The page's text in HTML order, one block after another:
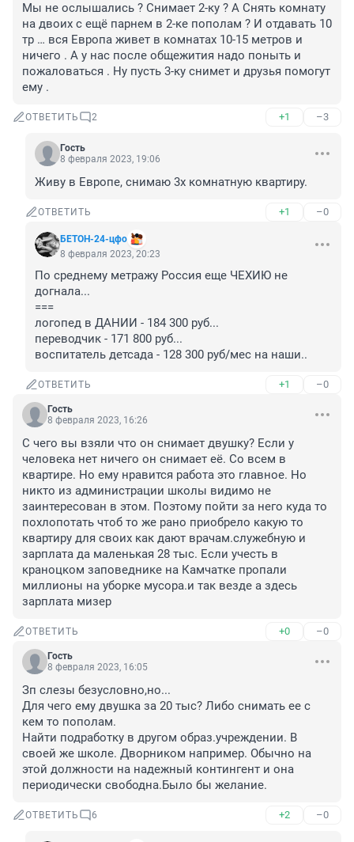
Мы не ослышались ? Снимает 2-ку ? А Снять комнату
на двоих с ещё парнем в 2-ке пополам ? И отдавать 10
тр … вся Европа живет в комнатах 10-15 метров и
ничего . А у нас после общежития надо поныть и
пожаловаться . Ну пусть 3-ку снимет и друзья помогут
ему .
ОТВЕТИТЬ 2 +1 –3
Гость
8 февраля 2023, 19:06
Живу в Европе, снимаю 3х комнатную квартиру.
ОТВЕТИТЬ +1 –0
БЕТОН-24-цфо
8 февраля 2023, 20:23
По среднему метражу Россия еще ЧЕХИЮ не
догнала...
===
логопед в ДАНИИ - 184 300 руб...
переводчик - 171 800 руб...
воспитатель детсада - 128 300 руб/мес на наши..
ОТВЕТИТЬ +1 –0
Гость
8 февраля 2023, 16:26
С чего вы взяли что он снимает двушку? Если у
человека нет ничего он снимает её. Со всем в
квартире. Но ему нравится работа это главное. Но
никто из администрации школы видимо не
заинтересован в этом. Поэтому пойти за него куда то
похлопотать чтоб то же рано приобрело какую то
квартиру для своих как дают врачам.служебную и
зарплата да маленькая 28 тыс. Если учесть в
краноцком заповеднике на Камчатке пропали
миллионы на уборке мусора.и так везде а здесь
зарплата мизер
ОТВЕТИТЬ +0 –0
Гость
8 февраля 2023, 16:05
Зп слезы безусловно,но...
Для чего ему двушка за 20 тыс? Либо снимать ее с
кем то пополам.
Найти подработку в другом образ.учреждении. В
своей же школе. Дворником например. Обычно на
этой должности на надежный контингент и она
периодически свободна.Было бы желание.
ОТВЕТИТЬ 6 +2 –0